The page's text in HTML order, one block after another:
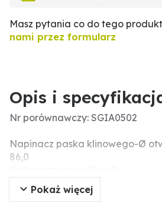
Masz pytania co do tego
nami przez formularz
Opis i
Nr porównawczy: SGIA0502
Napinacz paska klinowego-Ø
86,0
Informacje dodatkowe:
D+ (M5), z zaciskiem W (M5),
Pokaż więcej